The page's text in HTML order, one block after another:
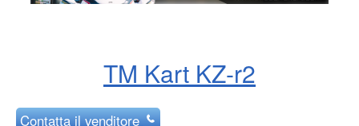
TM Kart KZ-r2
Contattail venditore